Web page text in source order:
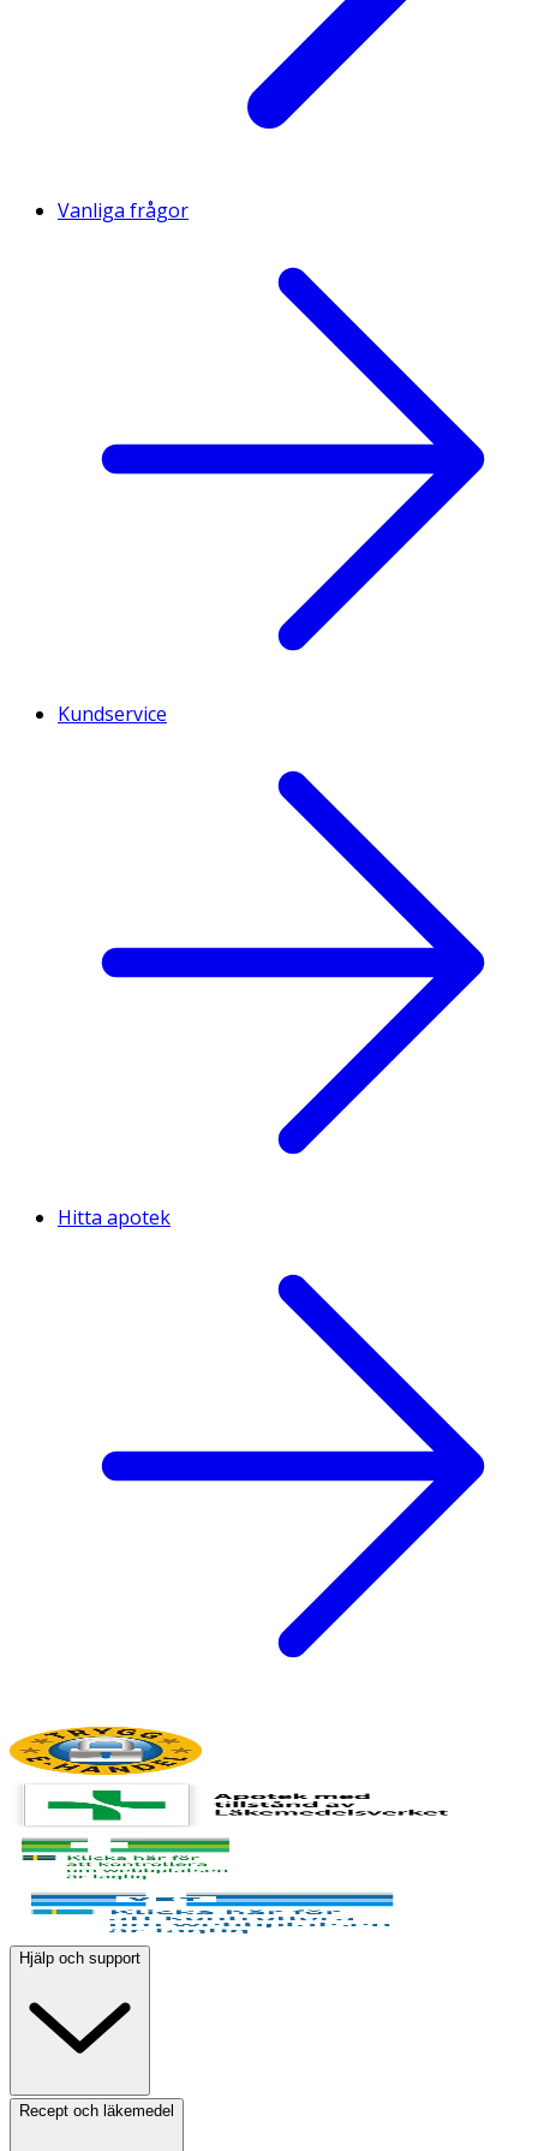
Vanliga frågor
Kundservice
Hitta apotek
Hjälp och support
Recept och läkemedel